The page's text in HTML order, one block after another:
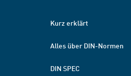
Kurz erklärt
Alles über DIN-Normen
DIN SPEC